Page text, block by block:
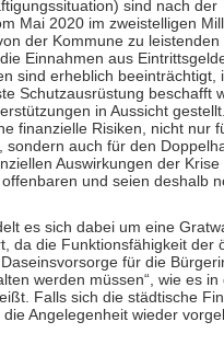
sind nach der
Mai 2020 im zweistelligen
der Kommune zu leistenden
Einnahmen aus
sind erheblich beeinträchtigt,
Schutzausrüstung beschafft
in Aussicht
finanzielle Risiken, nicht nur
sondern auch für den
Auswirkungen der Krise
und seien deshalb
es sich dabei um eine
da die Funktionsfähigkeit der
für die
werden müssen“, wie es in
Falls sich die städtische
Angelegenheit wieder